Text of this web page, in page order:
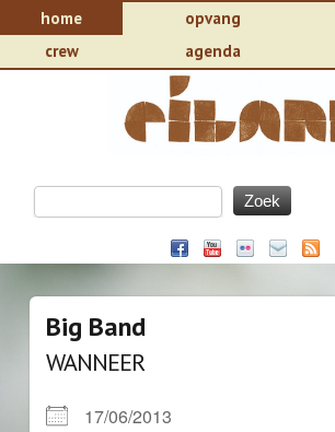
home opvang
crew
agenda
Big Band
WANNEER
17/06/2013